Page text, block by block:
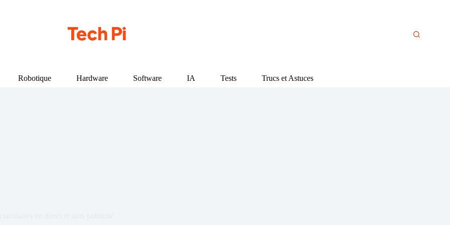
Robotique Hardware Software IA Tests Trucs et Astuces